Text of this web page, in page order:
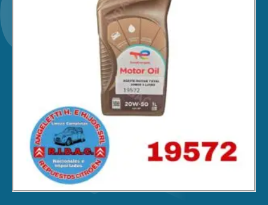
8- Accesorios
9- Piezas de Recambio